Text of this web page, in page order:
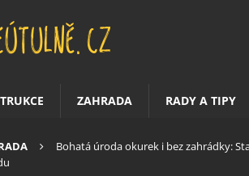
ZAHRADA RADY A TIPY
Bohatá úroda okurek i bez zahrádky: